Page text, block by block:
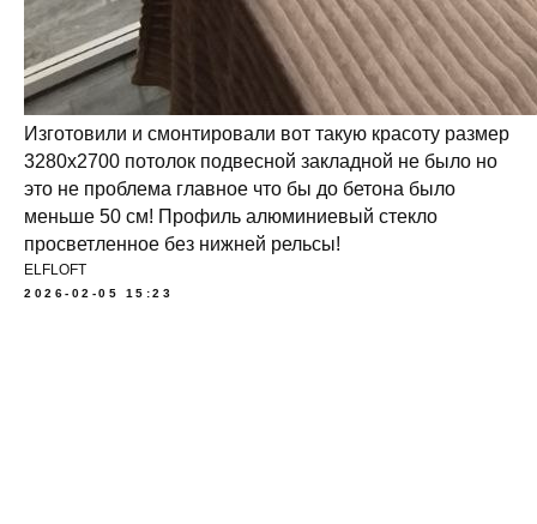
Изготовили и смонтировали вот такую красоту размер
3280х2700 потолок подвесной закладной не было но
это не проблема главное что бы до бетона было
меньше 50 см! Профиль алюминиевый стекло
просветленное без нижней рельсы!
ELFLOFT
2026-02-05 15:23